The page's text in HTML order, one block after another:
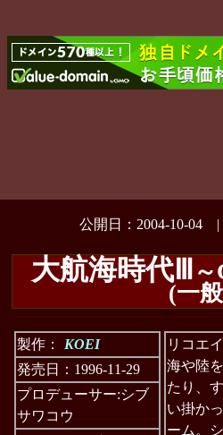
公開日：2004-10-04
大航海時代Ⅲ
(一
製作：
KOEI
発売日：1996-11-29
プロデューサー:シブ
サワコウ
リコエ
海や陸
たり、
い掛か
ーム。